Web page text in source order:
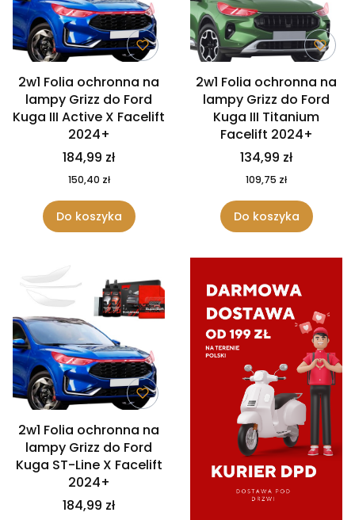
2w1 Folia ochronna na
lampy Grizz do Ford
Kuga III Active X Facelift
2024+
184,99 zł
150,40 zł
Do koszyka
2w1 Folia ochronna na
lampy Grizz do Ford
Kuga III Titanium
Facelift 2024+
134,99 zł
109,75 zł
Do koszyka
2w1 Folia ochronna na
lampy Grizz do Ford
Kuga ST-Line X Facelift
2024+
184,99 zł